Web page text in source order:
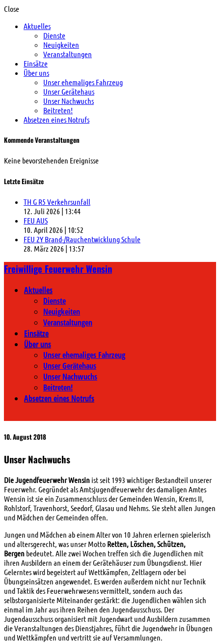
Close
Aktuelles
Dienste
Neuigkeiten
Veranstaltungen
Einsätze
Über uns
Unser ehemaliges Fahrzeug
Unser Gerätehaus
Unser Nachwuchs
Beitreten!
Absetzen eines Notrufs
Kommende Veranstaltungen
Keine bevorstehenden Ereignisse
Letzte Einsätze
TH G R5 Verkehrsunfall
12. Juli 2026 | 13:44
FEU AUS
10. April 2026 | 10:52
FEU 2Y Brand-/Rauchentwicklung Schule
28. März 2026 | 13:57
Freiwillige Feuerwehr Wensin
Aktuelles
Dienste
Neuigkeiten
Veranstaltungen
Einsätze
Über uns
Unser ehemaliges Fahrzeug
Unser Gerätehaus
Unser Nachwuchs
Beitreten!
Absetzen eines Notrufs
10. August 2018
Unser Nachwuchs
Die Jugendfeuerwehr Wensin ist seit 1993 wichtiger Bestandteil unserer
Feuerwehr. Gegründet als Amtsjugendfeuerwehr des damaligen Amtes
Wensin ist sie ein Zusammenschluss der Gemeinden Wensin, Krems II,
Rohlstorf, Travenhorst, Seedorf, Glasau und Nehms. Sie steht allen Jungen
und Mädchen der Gemeinden offen.
Jungen und Mädchen ab einem Alter von 10 Jahren erlernen spielerisch
und altersgerecht, was unser Motto Retten, Löschen, Schützen,
Bergen bedeutet. Alle zwei Wochen treffen sich die Jugendlichen mit
ihren Ausbildern an einem der Gerätehäuser zum Übungsdienst. Hier
Gelerntes wird begeistert auf Wettkämpfen, Zeltlagern oder bei
Übungseinsätzen angewendet. Es werden außerdem nicht nur Technik
und Taktik des Feuerwehrwesens vermittelt, sondern auch das
selbstorganisierte Miteinander gestärkt: die Jugendlichen wählen sich
einmal im Jahr aus ihren Reihen den Jugendausschuss. Der
Jugendausschuss organisiert mit Jugendwart und Ausbildern zusammen
die Veranstaltungen des Dienstjahres, führt die Jugendwehr in Übungen
und Wettkämpfen und vertritt sie auf Versammlungen.